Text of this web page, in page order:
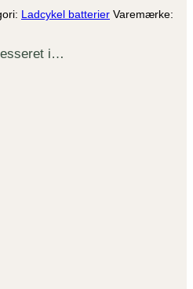
Ladcykel batterier Varemærke:
i…